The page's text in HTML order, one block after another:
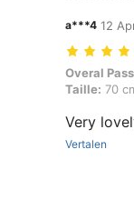
a***4 12
Overal
Overal
Taille: 70
Very
Vertalen